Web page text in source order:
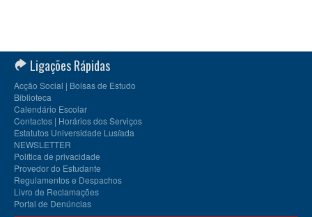
Ligações Rápidas
Acção Social | Bolsas de Estudo
Biblioteca
Calendário Escolar
Contactos | Horários dos Serviços
Estatutos Universidade Lusíada
NEWSLETTER
Política de privacidade
Provedor do Estudante
Regulamentos e Despachos
Livro de Reclamações
Portal de Denúncias